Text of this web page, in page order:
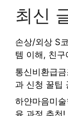
최신
손상/외상 S
템 이해, 친
통신비환급
과 신청 꿀팁
하얀마음미